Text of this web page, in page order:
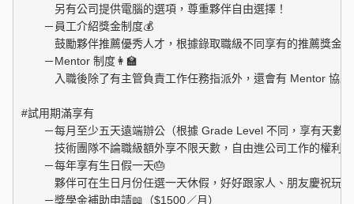
另有公司提供電腦的選項，尊重夥伴自由選擇！
－員工介紹獎金制度💰
鼓勵夥伴推薦優秀人才，根據錄取職級不同享有的推薦獎金也
－Mentor 制度👩‍🏫
入職後除了有主管負責工作任務指派外，還會有 Mentor 協助
#試用期滿享有
－每月至少五天遠端辦公（根據 Grade Level 不同，享有天數
技術團隊不論職級額外享不限天數，自由進公司工作的權利喔
－每年享有生日假一天🎂
夥伴可在生日月份任選一天休假，好好跟家人、朋友慶祝玩樂
－獎學金補助申請📖（$1500／月）